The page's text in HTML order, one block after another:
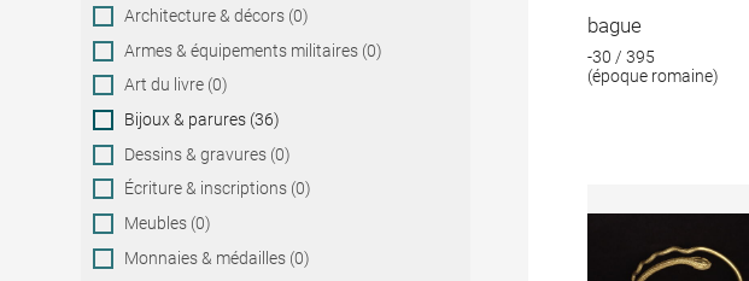
Category
Architecture & décors (0)
Armes & équipements militaires (0)
Art du livre (0)
Bijoux & parures (36)
Dessins & gravures (0)
Écriture & inscriptions (0)
Meubles (0)
Monnaies & médailles (0)
bague
-30 / 395
(époque romaine)